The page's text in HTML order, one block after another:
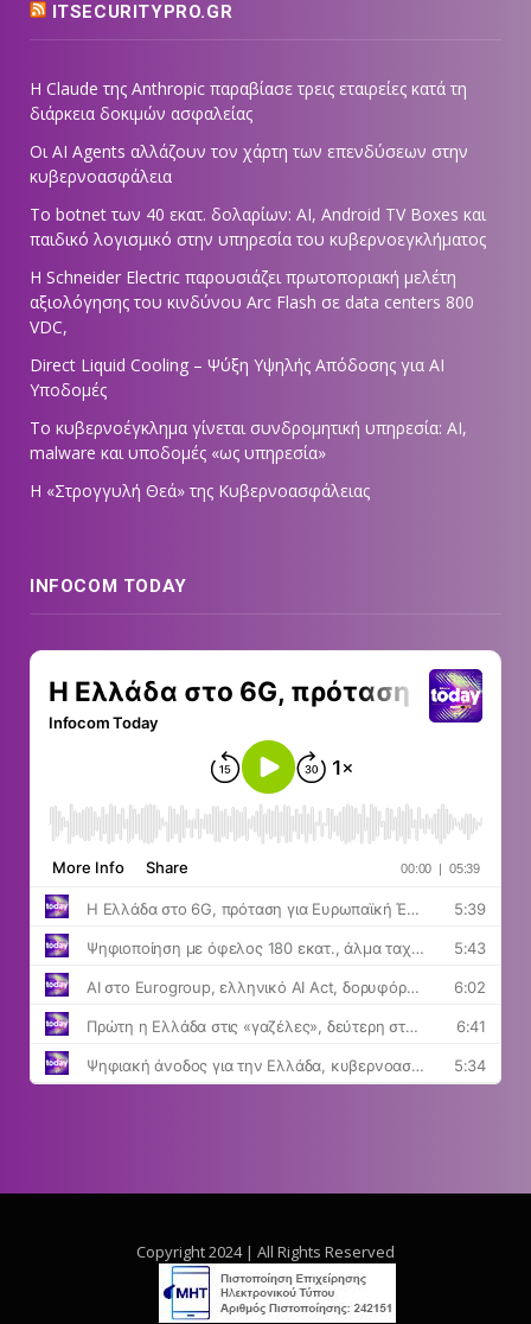
ITSECURITYPRO.GR
Η Claude της Anthropic παραβίασε τρεις εταιρείες κατά τη
διάρκεια δοκιμών ασφαλείας
Οι AI Agents αλλάζουν τον χάρτη των επενδύσεων στην
κυβερνοασφάλεια
Το botnet των 40 εκατ. δολαρίων: AI, Android TV Boxes και
παιδικό λογισμικό στην υπηρεσία του κυβερνοεγκλήματος
Η Schneider Electric παρουσιάζει πρωτοποριακή μελέτη
αξιολόγησης του κινδύνου Arc Flash σε data centers 800
VDC,
Direct Liquid Cooling – Ψύξη Υψηλής Απόδοσης για AI
Υποδομές
Το κυβερνοέγκλημα γίνεται συνδρομητική υπηρεσία: AI,
malware και υποδομές «ως υπηρεσία»
Η «Στρογγυλή Θεά» της Κυβερνοασφάλειας
INFOCOM TODAY
Copyright 2024 | All Rights Reserved